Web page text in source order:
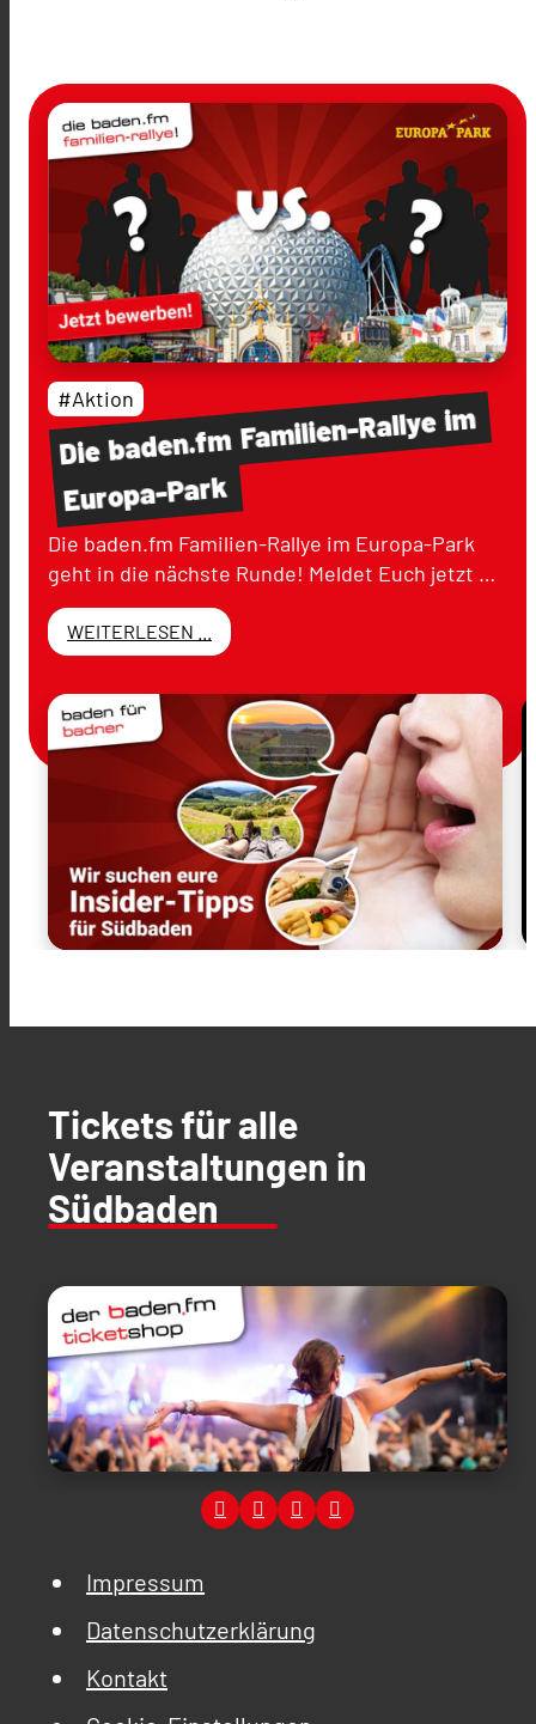
Diebaden.fmFamilien-Rallyeim
Europa-Park
#Aktion
Die baden.fm Familien-Rallye im Europa-Park
geht in die nächste Runde! Meldet Euch jetzt …
WEITERLESEN ...
Tickets für alle
Veranstaltungen in
Südbaden
Impressum
Datenschutzerklärung
Kontakt